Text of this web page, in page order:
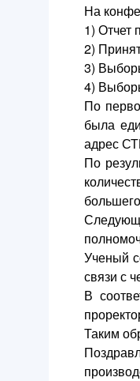
На
1) Отчет
2)
3)
4)
По
была
адрес
По
Ученый
связи с
В
Таким